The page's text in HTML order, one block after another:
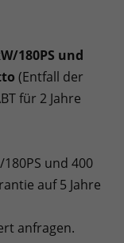
180PS und
(Entfall der
für 2 Jahre
und 400
auf 5 Jahre
anfragen.